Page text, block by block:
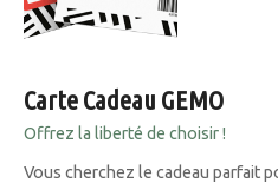
Carte Cadeau GEMO
Offrez la liberté de choisir !
Vous cherchez le cadeau parfait